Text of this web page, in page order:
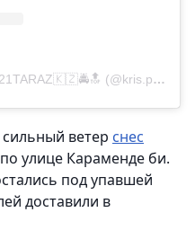
Публикация от @kris.p.taraz +21TARAZ🇰🇿🚔🔝 (@kris.p.taraz)
ветер снес
улице Караменде би.
под упавшей
доставили в